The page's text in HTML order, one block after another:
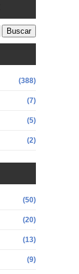
(388)
(7)
(5)
(2)
(50)
(20)
(13)
(9)